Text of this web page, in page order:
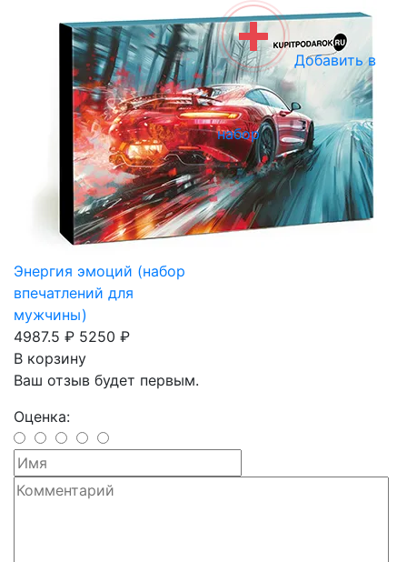
Энергия эмоций (набор
впечатлений для
мужчины)
4987.5 ₽ 5250 ₽
В корзину
Добавить в
набор
Ваш отзыв будет первым.
Оценка: